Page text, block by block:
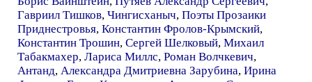
Гавриил Тишков, Чингисханыч, Поэты Прозаики
Приднестровья, Константин Фролов-Крымский,
Константин Трошин, Сергей Шелковый, Михаил
Табакмахер, Лариса Миллс, Роман Волчкевич,
Антанд, Александра Дмитриевна Зарубина, Ирина